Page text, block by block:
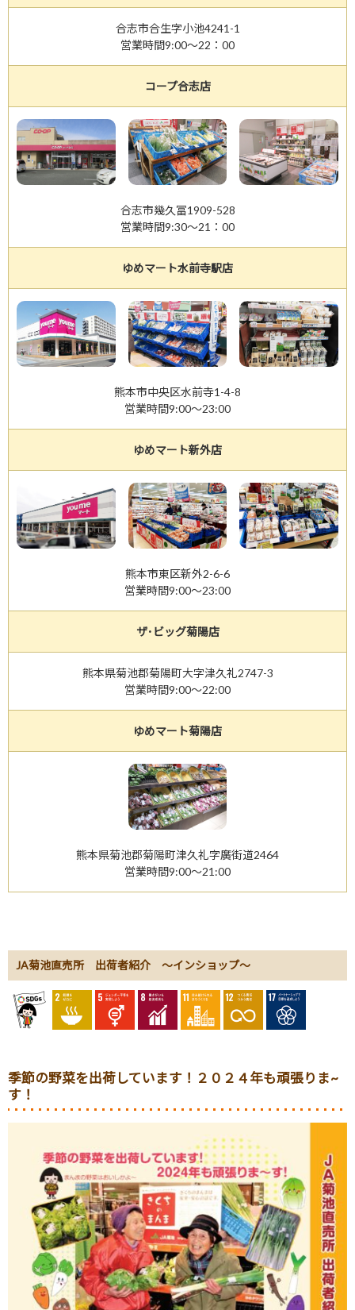
合志市合生字小池4241-1
営業時間9:00～22：00
コープ合志店
合志市幾久冨1909-528
営業時間9:30～21：00
ゆめマート水前寺駅店
熊本市中央区水前寺1-4-8
営業時間9:00～23:00
ゆめマート新外店
熊本市東区新外2-6-6
営業時間9:00～23:00
ザ･ビッグ菊陽店
熊本県菊池郡菊陽町大字津久礼2747-3
営業時間9:00～22:00
ゆめマート菊陽店
熊本県菊池郡菊陽町津久礼字廣街道2464
営業時間9:00～21:00
JA菊池直売所 出荷者紹介 ～インショップ～
季節の野菜を出荷しています！２０２４年も頑張りま~
す！